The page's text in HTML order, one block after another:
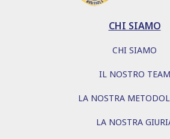
CHI SIAMO
CHI SIAMO
IL NOSTRO TEAM
LA NOSTRA
LA NOSTRA